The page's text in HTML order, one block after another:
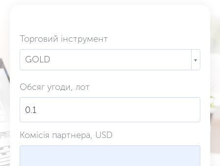
Торговий інструмент
GOLD
Обсяг угоди, лот
Комісія партнера, USD